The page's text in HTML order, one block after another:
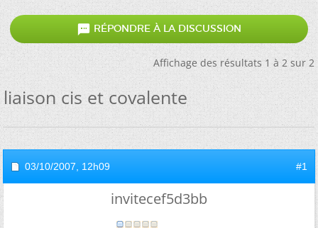
 RÉPONDRE À LA DISCUSSION
Affichage des résultats 1 à 2 sur 2
liaison cis et covalente
03/10/2007, 12h09 #1
invitecef5d3bb